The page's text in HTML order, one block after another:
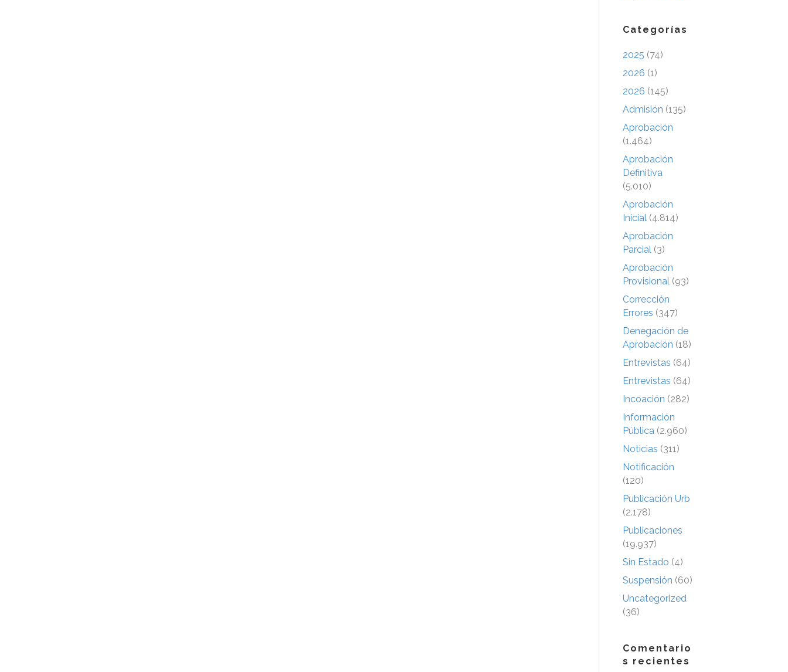
Categorías
2025 (74)
2026 (1)
2026 (145)
Admisión (135)
Aprobación
(1.464)
Aprobación
Definitiva
(5.010)
Aprobación
Inicial (4.814)
Aprobación
Parcial (3)
Aprobación
Provisional (93)
Corrección
Errores (347)
Denegación de
Aprobación (18)
Entrevistas (64)
Entrevistas (64)
Incoación (282)
Información
Pública (2.960)
Noticias (311)
Notificación
(120)
Publicación Urb
(2.178)
Publicaciones
(19.937)
Sin Estado (4)
Suspensión (60)
Uncategorized
(36)
Comentario
s recientes